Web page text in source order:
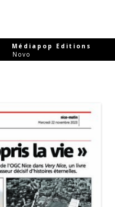
Médiapop Editions
Novo